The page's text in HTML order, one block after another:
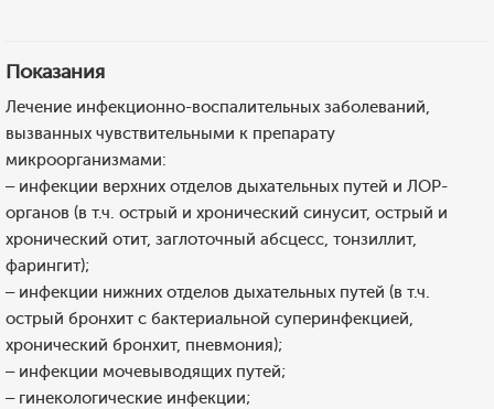
Показания
Лечение инфекционно-воспалительных заболеваний,
вызванных чувствительными к препарату
микроорганизмами:
– инфекции верхних отделов дыхательных путей и ЛОР-
органов (в т.ч. острый и хронический синусит, острый и
хронический отит, заглоточный абсцесс, тонзиллит,
фарингит);
– инфекции нижних отделов дыхательных путей (в т.ч.
острый бронхит с бактериальной суперинфекцией,
хронический бронхит, пневмония);
– инфекции мочевыводящих путей;
– гинекологические инфекции;